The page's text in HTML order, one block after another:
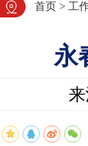
首页 > 工
永